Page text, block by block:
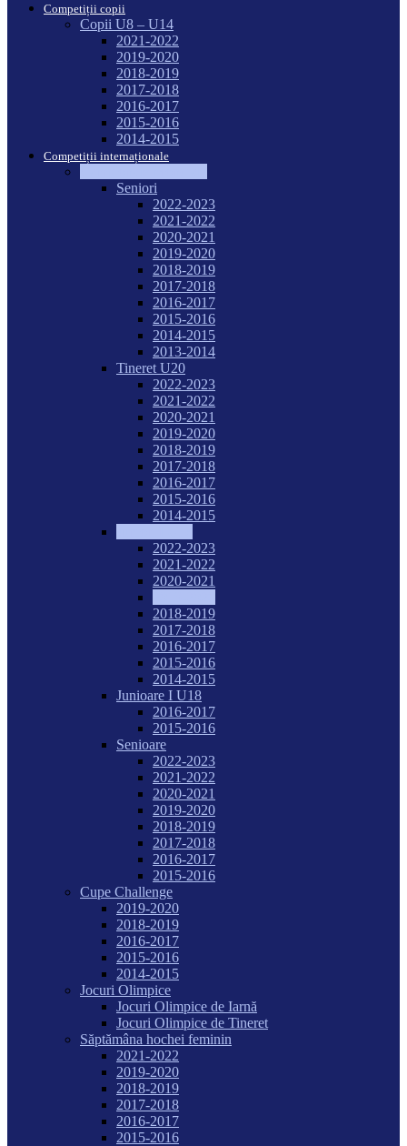
Competiții copii
Copii U8 – U14
2021-2022
2019-2020
2018-2019
2017-2018
2016-2017
2015-2016
2014-2015
Competiții internaționale
Seniori
2022-2023
2021-2022
2020-2021
2019-2020
2018-2019
2017-2018
2016-2017
2015-2016
2014-2015
2013-2014
Tineret U20
2022-2023
2021-2022
2020-2021
2019-2020
2018-2019
2017-2018
2016-2017
2015-2016
2014-2015
2022-2023
2021-2022
2020-2021
2018-2019
2017-2018
2016-2017
2015-2016
2014-2015
Junioare I U18
2016-2017
2015-2016
Senioare
2022-2023
2021-2022
2020-2021
2019-2020
2018-2019
2017-2018
2016-2017
2015-2016
Cupe Challenge
2019-2020
2018-2019
2016-2017
2015-2016
2014-2015
Jocuri Olimpice
Jocuri Olimpice de Iarnă
Jocuri Olimpice de Tineret
Săptămâna hochei feminin
2021-2022
2019-2020
2018-2019
2017-2018
2016-2017
2015-2016